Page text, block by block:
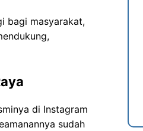
bagi masyarakat,
di Instagram
sudah